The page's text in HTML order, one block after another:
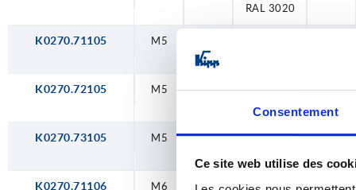
Consentement
Ce site web utilise des
RAL 3020
K0270.71105 M5
K0270.72105 M5 9
orange
RAL 2004
40
K0270.73105 M5 9
traffic red
40
K0270.71106 M6 9
black grey
40